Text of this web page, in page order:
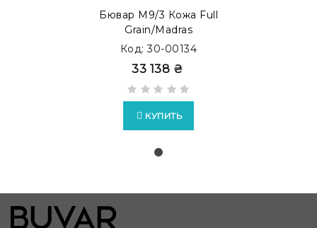
Бювар М9/3 Кожа Full
Grain/Madras
Код: 30-00134
33 138 ₴
КУПИТЬ